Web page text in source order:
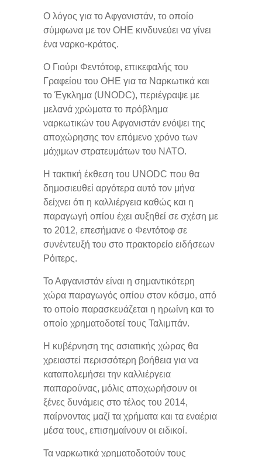
Ο λόγος για το Αφγανιστάν, το οποίο
σύμφωνα με τον ΟΗΕ κινδυνεύει να γίνει
ένα ναρκο-κράτος.
Ο Γιούρι Φεντότοφ, επικεφαλής του
Γραφείου του ΟΗΕ για τα Ναρκωτικά και
το Έγκλημα (UNODC), περιέγραψε με
μελανά χρώματα το πρόβλημα
ναρκωτικών του Αφγανιστάν ενόψει της
αποχώρησης τον επόμενο χρόνο των
μάχιμων στρατευμάτων του ΝΑΤΟ.
Η τακτική έκθεση του UNODC που θα
δημοσιευθεί αργότερα αυτό τον μήνα
δείχνει ότι η καλλιέργεια καθώς και η
παραγωγή οπίου έχει αυξηθεί σε σχέση με
το 2012, επεσήμανε ο Φεντότοφ σε
συνέντευξή του στο πρακτορείο ειδήσεων
Ρόιτερς.
Το Αφγανιστάν είναι η σημαντικότερη
χώρα παραγωγός οπίου στον κόσμο, από
το οποίο παρασκευάζεται η ηρωίνη και το
οποίο χρηματοδοτεί τους Ταλιμπάν.
Η κυβέρνηση της ασιατικής χώρας θα
χρειαστεί περισσότερη βοήθεια για να
καταπολεμήσει την καλλιέργεια
παπαρούνας, μόλις αποχωρήσουν οι
ξένες δυνάμεις στο τέλος του 2014,
παίρνοντας μαζί τα χρήματα και τα εναέρια
μέσα τους, επισημαίνουν οι ειδικοί.
Τα ναρκωτικά χρηματοδοτούν τους